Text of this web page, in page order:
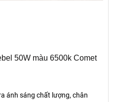
50W màu 6500k Comet
ánh sáng chất lượng, chân